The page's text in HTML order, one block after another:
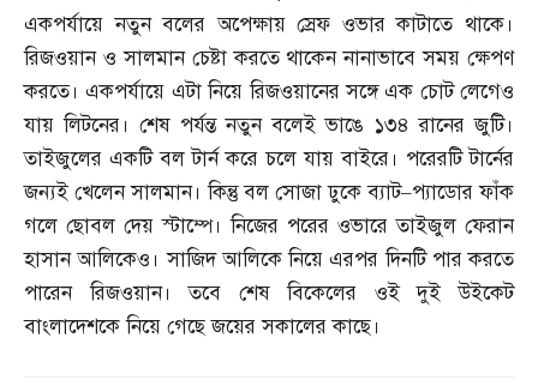
একপর্যায়ে নতুন বলের অপেক্ষায় স্রেফ ওভার কাটাতে থাকে।
রিজওয়ান ও সালমান চেষ্টা করতে থাকেন নানাভাবে সময় ক্ষেপণ
করতে। একপর্যায়ে এটা নিয়ে রিজওয়ানের সঙ্গে এক চোট লেগেও
যায় লিটনের। শেষ পর্যন্ত নতুন বলেই ভাঙে ১৩৪ রানের জুটি।
তাইজুলের একটি বল টার্ন করে চলে যায় বাইরে। পরেরটি টার্নের
জন্যই খেলেন সালমান। কিন্তু বল সোজা ঢুকে ব্যাট–প্যাডোর ফাঁক
গলে ছোবল দেয় স্টাম্পে। নিজের পরের ওভারে তাইজুল ফেরান
হাসান আলিকেও। সাজিদ আলিকে নিয়ে এরপর দিনটি পার করতে
পারেন রিজওয়ান। তবে শেষ বিকেলের ওই দুই উইকেট
বাংলাদেশকে নিয়ে গেছে জয়ের সকালের কাছে।